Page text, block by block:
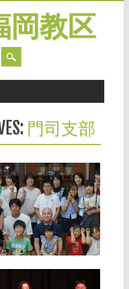
岡教区
門司支部
2023.09.02
こども会 報告（門司
支部）
門司支部少年会では８月27
日、４年ぶりとなる「こども
会」を紅大分教会で開催。少
年会員19名、育成会員13名の
計32名が参加しました。 以
前は毎年開催していたもの
の、コロナ下以降は中止に。
▶
2023.04.03